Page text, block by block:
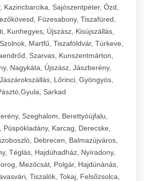
Kazincbarcika, Sajószentpéter, Ózd,
Füzesabony, Tiszafüred,
Kunhegyes, Újszász, Kisújszállás,
Martfű, Tiszaföldvár, Túrkeve,
Szarvas, Kunszentmárton,
Nagykáta, Újszász, Jászberény,
Lőrinci, Gyöngyös,
Sarkad
Szeghalom, Berettyóújfalu,
Püspökladány, Karcag, Derecske,
Debrecen, Balmazújváros,
Téglás, Hajdúhadház, Nyíradony,
Mezőcsát, Polgár, Hajdúnánás,
Tiszalök, Tokaj, Felsőzsolca,